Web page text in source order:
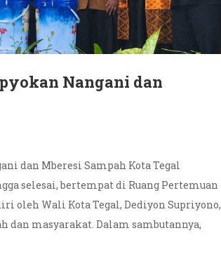
Nangani dan
dan Mberesi Sampah Kota Tegal
selesai, bertempat di Ruang Pertemuan
oleh Wali Kota Tegal, Dediyon Supriyono,
dan masyarakat. Dalam sambutannya,